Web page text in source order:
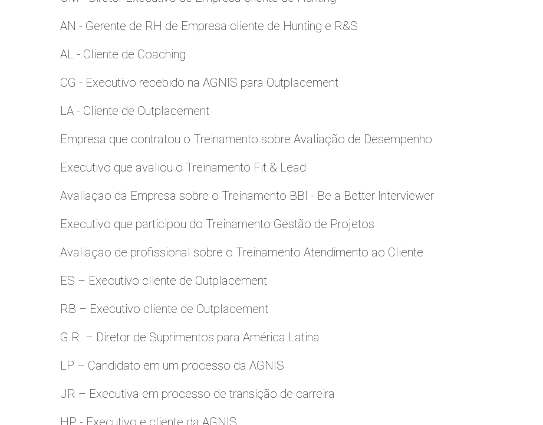
AN - Gerente de RH de Empresa cliente de Hunting e R&S
AL - Cliente de Coaching
CG - Executivo recebido na AGNIS para Outplacement
LA - Cliente de Outplacement
Empresa que contratou o Treinamento sobre Avaliação de Desempenho
Executivo que avaliou o Treinamento Fit & Lead
Avaliaçao da Empresa sobre o Treinamento BBI - Be a Better Interviewer
Executivo que participou do Treinamento Gestão de Projetos
Avaliaçao de profissional sobre o Treinamento Atendimento ao Cliente
ES – Executivo cliente de Outplacement
RB – Executivo cliente de Outplacement
G.R. – Diretor de Suprimentos para América Latina
LP – Candidato em um processo da AGNIS
JR – Executiva em processo de transição de carreira
HP - Executivo e cliente da AGNIS